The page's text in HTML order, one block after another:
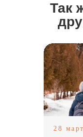
Так
28